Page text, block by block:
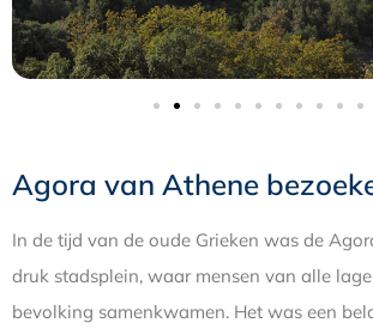
Agora van Athene
In de tijd van de oude Grieken was de
druk stadsplein, waar mensen van alle
bevolking samenkwamen. Het was een